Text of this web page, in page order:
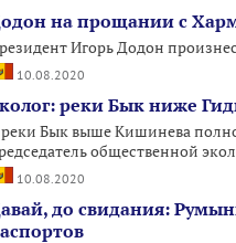
на прощании с
Игорь Додон
10.08.2020
реки Бык ниже
Бык выше Кишинева
общественной
10.08.2020
до свидания: